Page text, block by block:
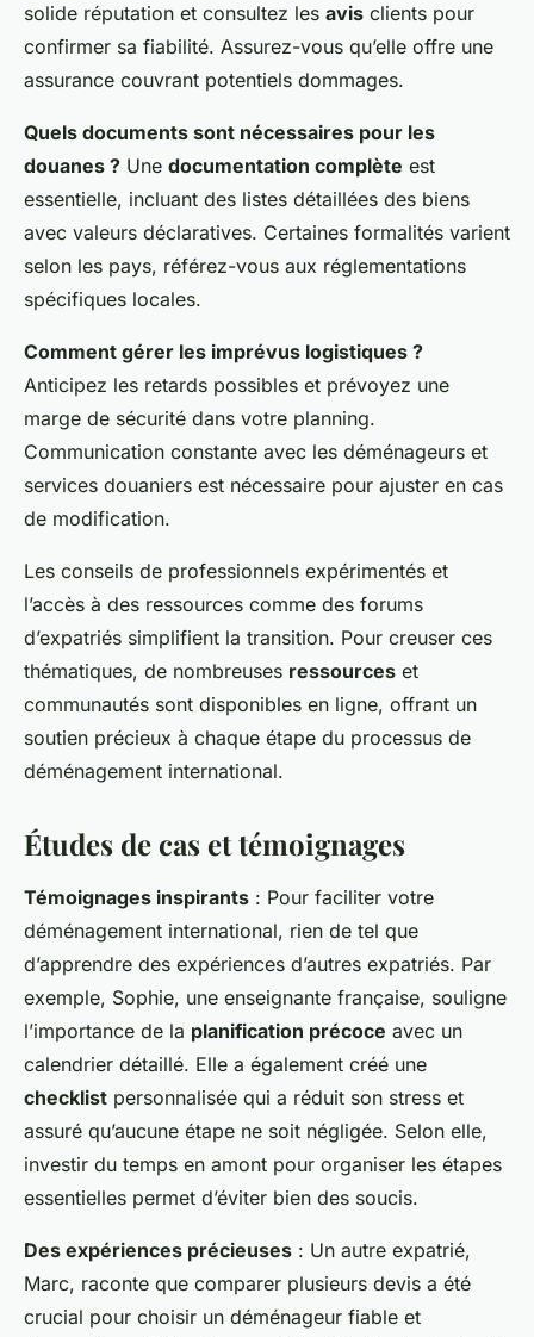
solide réputation et consultez les avis clients pour
confirmer sa fiabilité. Assurez-vous qu’elle offre une
assurance couvrant potentiels dommages.
Quels documents sont nécessaires pour les
douanes ? Une documentation complète est
essentielle, incluant des listes détaillées des biens
avec valeurs déclaratives. Certaines formalités varient
selon les pays, référez-vous aux réglementations
spécifiques locales.
Comment gérer les imprévus logistiques ?
Anticipez les retards possibles et prévoyez une
marge de sécurité dans votre planning.
Communication constante avec les déménageurs et
services douaniers est nécessaire pour ajuster en cas
de modification.
Les conseils de professionnels expérimentés et
l’accès à des ressources comme des forums
d’expatriés simplifient la transition. Pour creuser ces
thématiques, de nombreuses ressources et
communautés sont disponibles en ligne, offrant un
soutien précieux à chaque étape du processus de
déménagement international.
Études de cas et témoignages
Témoignages inspirants : Pour faciliter votre
déménagement international, rien de tel que
d’apprendre des expériences d’autres expatriés. Par
exemple, Sophie, une enseignante française, souligne
l’importance de la planification précoce avec un
calendrier détaillé. Elle a également créé une
checklist personnalisée qui a réduit son stress et
assuré qu’aucune étape ne soit négligée. Selon elle,
investir du temps en amont pour organiser les étapes
essentielles permet d’éviter bien des soucis.
Des expériences précieuses : Un autre expatrié,
Marc, raconte que comparer plusieurs devis a été
crucial pour choisir un déménageur fiable et